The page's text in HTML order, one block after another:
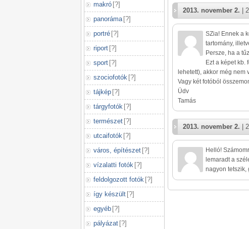
makró [?]
panoráma [?]
portré [?]
riport [?]
sport [?]
szociofotók [?]
tájkép [?]
tárgyfotók [?]
természet [?]
utcaifotók [?]
város, építészet [?]
vízalatti fotók [?]
feldolgozott fotók [?]
így készült [?]
egyéb [?]
pályázat [?]
2013. november 2. |
SZia! Ennek a
tartomány,
Persze, ha a
Ezt a képet
lehetett), akkor még
Vagy két fotóból
Üdv
Tamás
2013. november 2. |
Helló!
lemaradt a
nagyon tetszik,